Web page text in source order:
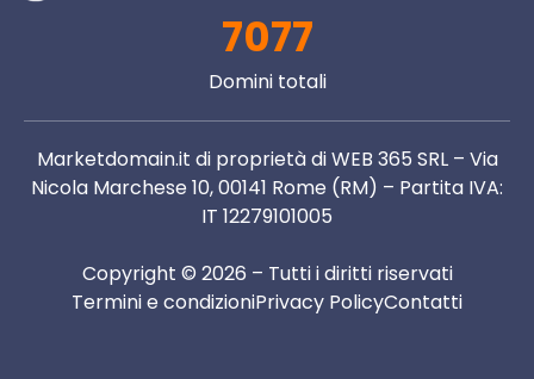
7077
Domini totali
Marketdomain.it di proprietà di WEB 365 SRL – Via
Nicola Marchese 10, 00141 Rome (RM) – Partita IVA:
IT 12279101005
Copyright © 2026 – Tutti i diritti riservati
Termini e condizioniPrivacy PolicyContatti